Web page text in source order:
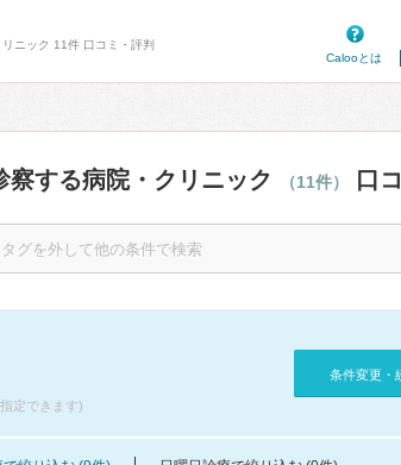
ニック 11件 口コミ・評判
Calooとは
する病院・クリニック （11件） 口
定できます)
条件変更・